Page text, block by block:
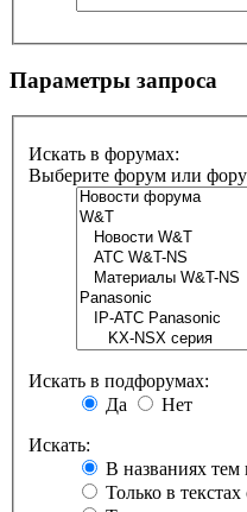
Параметры запроса
Искать в форумах:
Выберите форум или
Искать в подфорумах:
Да
Нет
Искать:
В названиях тем
Только в